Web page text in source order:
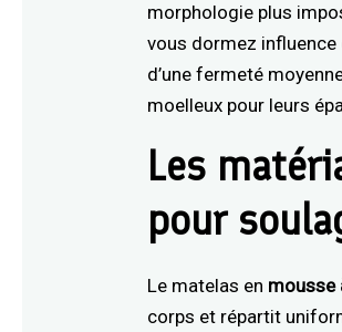
morphologie plus
vous dormez
d’une fermeté
moelleux pour leurs
Les
pour
Le matelas en mousse
corps et répartit